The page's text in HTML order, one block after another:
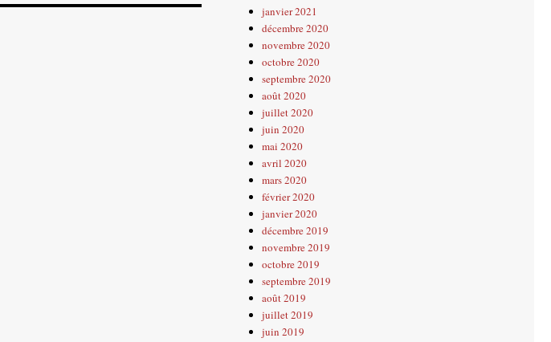
janvier 2021
décembre 2020
novembre 2020
octobre 2020
septembre 2020
août 2020
juillet 2020
juin 2020
mai 2020
avril 2020
mars 2020
février 2020
janvier 2020
décembre 2019
novembre 2019
octobre 2019
septembre 2019
août 2019
juillet 2019
juin 2019